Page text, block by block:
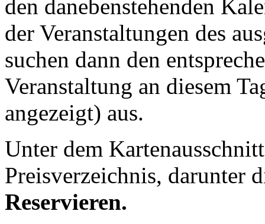
den danebenstehenden
der Veranstaltungen des
suchen dann den
Veranstaltung an diesem
angezeigt) aus.
Unter dem
Preisverzeichnis, darunter
Reservieren.